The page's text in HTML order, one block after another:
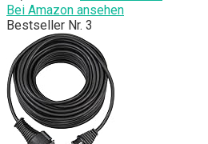
Bei Amazon ansehen
Bestseller Nr. 3